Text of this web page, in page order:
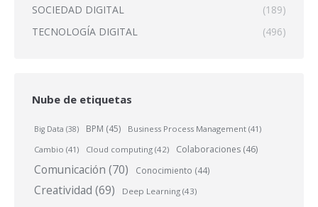
SOCIEDAD DIGITAL
(189)
TECNOLOGÍA DIGITAL
(496)
Nube de etiquetas
Big Data (38) BPM (45) Business Process Management (41)
Cambio (41) Cloud computing (42) Colaboraciones (46)
Comunicación (70) Conocimiento (44)
Creatividad (69) Deep Learning (43)